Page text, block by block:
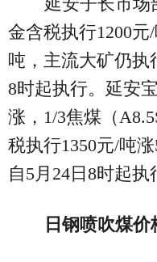
金含税执行1200元
吨，主流大矿仍执
8时起执行。延安
涨，1/3焦煤（
税执行1350元/吨
自5月24日8时起执
日钢喷吹煤